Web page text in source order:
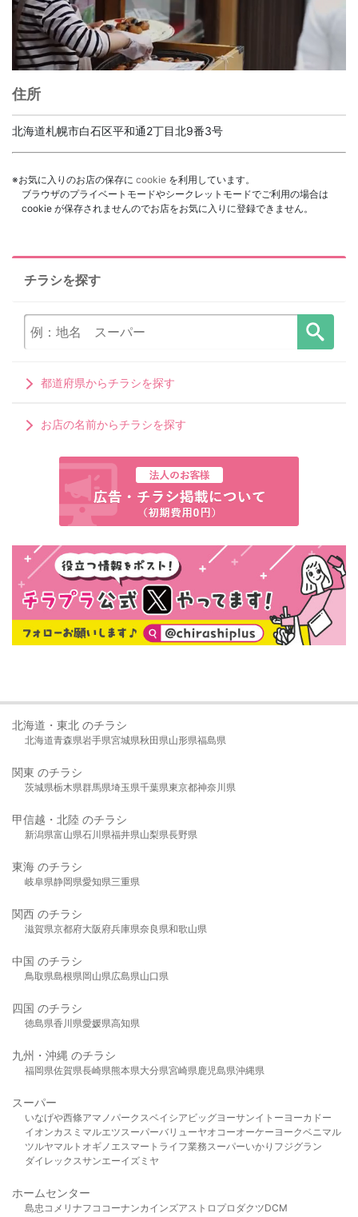
住所
北海道札幌市白石区平和通2丁目北9番3号
※お気に入りのお店の保存に cookie を利用しています。
ブラウザのプライベートモードやシークレットモードでご利用の場合は
cookie が保存されませんのでお店をお気に入りに登録できません。
チラシを探す
都道府県からチラシを探す
お店の名前からチラシを探す
北海道・東北 のチラシ
北海道青森県岩手県宮城県秋田県山形県福島県
関東 のチラシ
茨城県栃木県群馬県埼玉県千葉県東京都神奈川県
甲信越・北陸 のチラシ
新潟県富山県石川県福井県山梨県長野県
東海 のチラシ
岐阜県静岡県愛知県三重県
関西 のチラシ
滋賀県京都府大阪府兵庫県奈良県和歌山県
中国 のチラシ
鳥取県島根県岡山県広島県山口県
四国 のチラシ
徳島県香川県愛媛県高知県
九州・沖縄 のチラシ
福岡県佐賀県長崎県熊本県大分県宮崎県鹿児島県沖縄県
スーパー
いなげや西條アマノパークスベイシア ビッグヨーサンイトーヨーカドー
イオンカスミ マルエツスーパーバリューヤオコーオーケー ヨークベニマル
ツルヤマルト オギノ エスマート ライフ業務スーパーいかり フジグラン
ダイレックスサンエーイズミヤ
ホームセンター
島忠 コメリ ナフコ コーナンカインズアストロプロダクツDCM